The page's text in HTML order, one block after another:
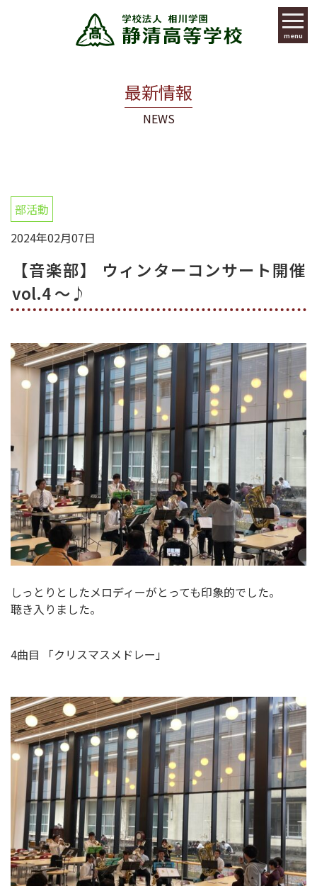
menu
最新情報
NEWS
部活動
2024年02月07日
【音楽部】 ウィンターコンサート開催
vol.4 ～♪
しっとりとしたメロディーがとっても印象的でした。
聴き入りました。
4曲目 「クリスマスメドレー」